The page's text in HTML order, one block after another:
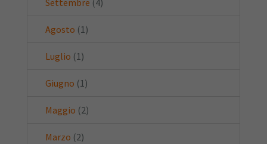
Settembre (4)
Agosto (1)
Luglio (1)
Giugno (1)
Maggio (2)
Marzo (2)